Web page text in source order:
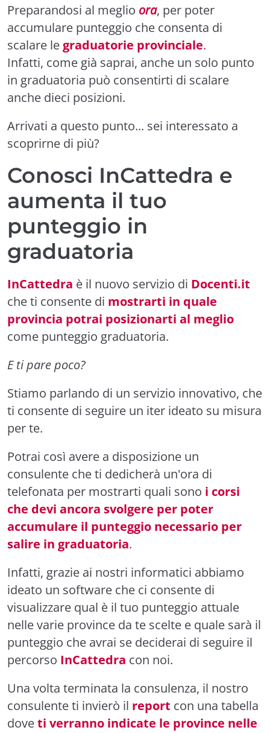
Preparandosi al meglio ora, per poter
accumulare punteggio che consenta di
scalare le graduatorie provinciale.
Infatti, come già saprai, anche un solo punto
in graduatoria può consentirti di scalare
anche dieci posizioni.
Arrivati a questo punto... sei interessato a
scoprirne di più?
Conosci InCattedra e
aumenta il tuo
punteggio in
graduatoria
InCattedra è il nuovo servizio di Docenti.it
che ti consente di mostrarti in quale
provincia potrai posizionarti al meglio
come punteggio graduatoria.
E ti pare poco?
Stiamo parlando di un servizio innovativo, che
ti consente di seguire un iter ideato su misura
per te.
Potrai così avere a disposizione un
consulente che ti dedicherà un'ora di
telefonata per mostrarti quali sono i corsi
che devi ancora svolgere per poter
accumulare il punteggio necessario per
salire in graduatoria.
Infatti, grazie ai nostri informatici abbiamo
ideato un software che ci consente di
visualizzare qual è il tuo punteggio attuale
nelle varie province da te scelte e quale sarà il
punteggio che avrai se deciderai di seguire il
percorso InCattedra con noi.
Una volta terminata la consulenza, il nostro
consulente ti invierò il report con una tabella
doveti verranno indicate le province nelle